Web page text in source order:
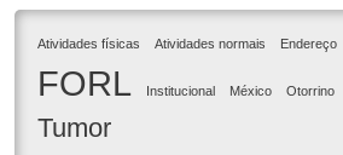
Atividades físicas Atividades normais Endereço
FORL Institucional México Otorrino
Tumor